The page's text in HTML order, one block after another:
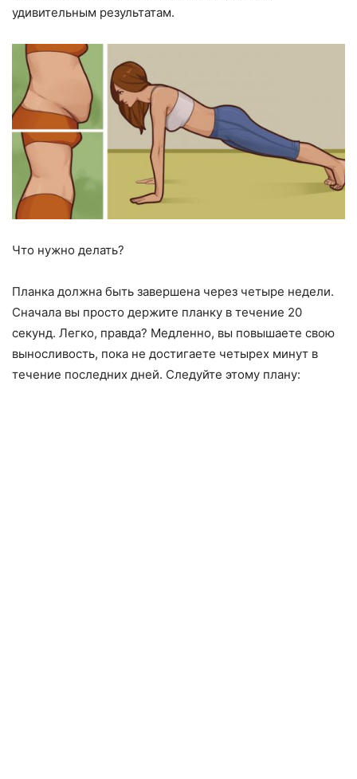
удивительным результатам.
Что нужно делать?
Планка должна быть завершена через четыре недели.
Сначала вы просто держите планку в течение 20
секунд. Легко, правда? Медленно, вы повышаете свою
выносливость, пока не достигаете четырех минут в
течение последних дней. Следуйте этому плану: